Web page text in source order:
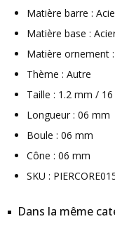
Matière barre :
Matière base :
Matière ornement
Thème : Autre
Taille : 1.2 mm / 16
Longueur : 06 mm
Boule : 06 mm
Cône : 06 mm
SKU :
Dans la même